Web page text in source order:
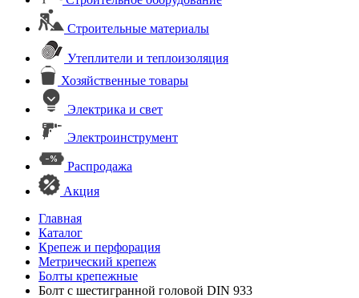
Строительные материалы
Утеплители и теплоизоляция
Хозяйственные товары
Электрика и свет
Электроинструмент
Распродажа
Акция
Главная
Каталог
Крепеж и перфорация
Метрический крепеж
Болты крепежные
Болт с шестигранной головой DIN 933